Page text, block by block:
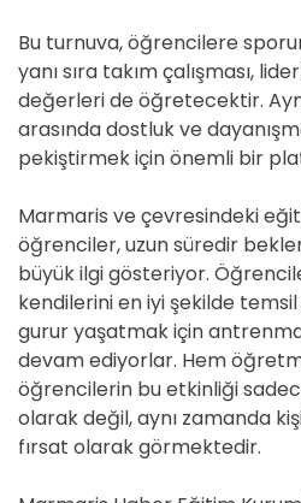
Bu turnuva, öğrencilere
yanı sıra takım çalışması,
değerleri de öğretecektir.
arasında dostluk ve
pekiştirmek için önemli bir
Marmaris ve çevresindeki
öğrenciler, uzun süredir
büyük ilgi gösteriyor.
kendilerini en iyi şekilde
gurur yaşatmak için
devam ediyorlar. Hem
öğrencilerin bu etkinliği
olarak değil, aynı zamanda
fırsat olarak görmektedir.